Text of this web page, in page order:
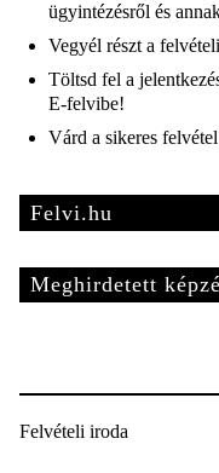
ügyintézésről és
Vegyél részt a
Töltsd fel a
E-felvibe!
Várd a sikeres
Felvi.hu
Meghirdetett
Felvételi iroda